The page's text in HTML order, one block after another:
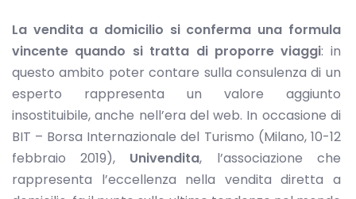
La vendita a domicilio si conferma una formula
vincente quando si tratta di proporre viaggi: in
questo ambito poter contare sulla consulenza di un
esperto rappresenta un valore aggiunto
insostituibile, anche nell’era del web. In occasione di
BIT – Borsa Internazionale del Turismo (Milano, 10-12
febbraio 2019), Univendita, l’associazione che
rappresenta l’eccellenza nella vendita diretta a